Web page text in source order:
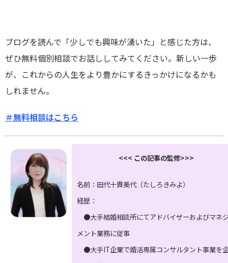
ブログを読んで「少しでも興味が湧いた」と感じた方は、
ぜひ無料個別相談でお話ししてみてください。新しい一歩
が、これからの人生をより豊かにするきっかけになるかも
しれません。
＃無料相談はこちら
<<< この記事の監修>>>
名前：田代十貴美代（たしろきみよ）
経歴：
●大手結婚相談所にてアドバイザーおよびマネ
メント業務に従事
●大手IT企業で婚活専属コンサルタント事業を